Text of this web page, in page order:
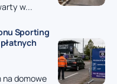
w...
Sporting
domowe